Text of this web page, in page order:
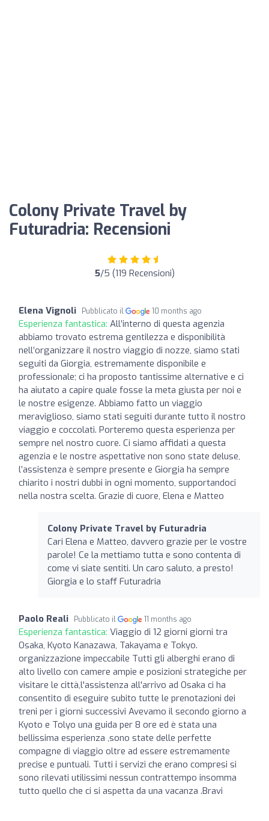
Colony Private Travel by
Futuradria: Recensioni
5/5 (119 Recensioni)
Elena Vignoli Pubblicato il 10 months ago
Esperienza fantastica: All’interno di questa agenzia
abbiamo trovato estrema gentilezza e disponibilità
nell’organizzare il nostro viaggio di nozze, siamo stati
seguiti da Giorgia, estremamente disponibile e
professionale; ci ha proposto tantissime alternative e ci
ha aiutato a capire quale fosse la meta giusta per noi e
le nostre esigenze. Abbiamo fatto un viaggio
meraviglioso, siamo stati seguiti durante tutto il nostro
viaggio e coccolati. Porteremo questa esperienza per
sempre nel nostro cuore. Ci siamo affidati a questa
agenzia e le nostre aspettative non sono state deluse,
l’assistenza è sempre presente e Giorgia ha sempre
chiarito i nostri dubbi in ogni momento, supportandoci
nella nostra scelta. Grazie di cuore, Elena e Matteo
Colony Private Travel by Futuradria
Cari Elena e Matteo, davvero grazie per le vostre
parole! Ce la mettiamo tutta e sono contenta di
come vi siate sentiti. Un caro saluto, a presto!
Giorgia e lo staff Futuradria
Paolo Reali Pubblicato il 11 months ago
Esperienza fantastica: Viaggio di 12 giorni giorni tra
Osaka, Kyoto Kanazawa, Takayama e Tokyo.
organizzazione impeccabile Tutti gli alberghi erano di
alto livello con camere ampie e posizioni strategiche per
visitare le città,l'assistenza all'arrivo ad Osaka ci ha
consentito di eseguire subito tutte le prenotazioni dei
treni per i giorni successivi Avevamo il secondo giorno a
Kyoto e Tolyo una guida per 8 ore ed è stata una
bellissima esperienza ,sono state delle perfette
compagne di viaggio oltre ad essere estremamente
precise e puntuali. Tutti i servizi che erano compresi si
sono rilevati utilissimi nessun contrattempo insomma
tutto quello che ci si aspetta da una vacanza .Bravi